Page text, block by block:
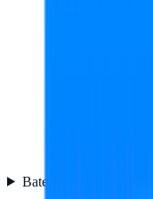
Batería